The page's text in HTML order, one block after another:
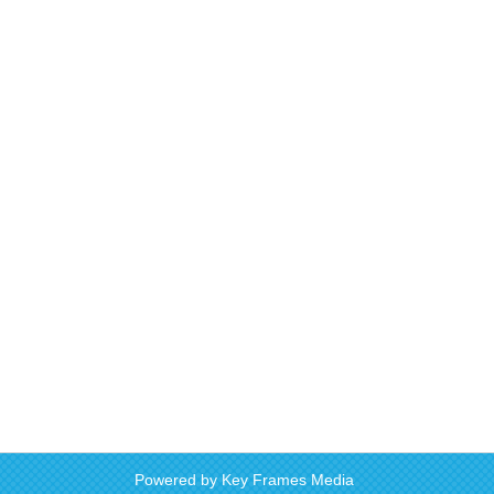
Powered by Key Frames Media